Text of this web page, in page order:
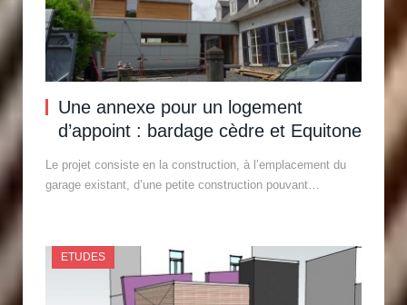
Une annexe pour un logement
d’appoint : bardage cèdre et Equitone
Le projet consiste en la construction, à l’emplacement du
garage existant, d’une petite construction pouvant…
ETUDES